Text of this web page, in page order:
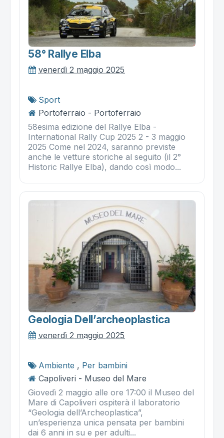
58° Rallye Elba
venerdì 2 maggio 2025
Sport
Portoferraio - Portoferraio
58esima edizione del Rallye Elba -
International Rally Cup 2025 2 - 3 maggio
2025 Come nel 2024, saranno previste
anche le vetture storiche al seguito (il 2°
Historic Rallye Elba), dando così modo...
Geologia Dell’archeoplastica
venerdì 2 maggio 2025
Ambiente , Per bambini
Capoliveri - Museo del Mare
Giovedì 2 maggio alle ore 17:00 il Museo del
Mare di Capoliveri ospiterà il laboratorio
“Geologia dell’Archeoplastica”,
un’esperienza unica pensata per bambini
dai 6 anni in su e per adulti...